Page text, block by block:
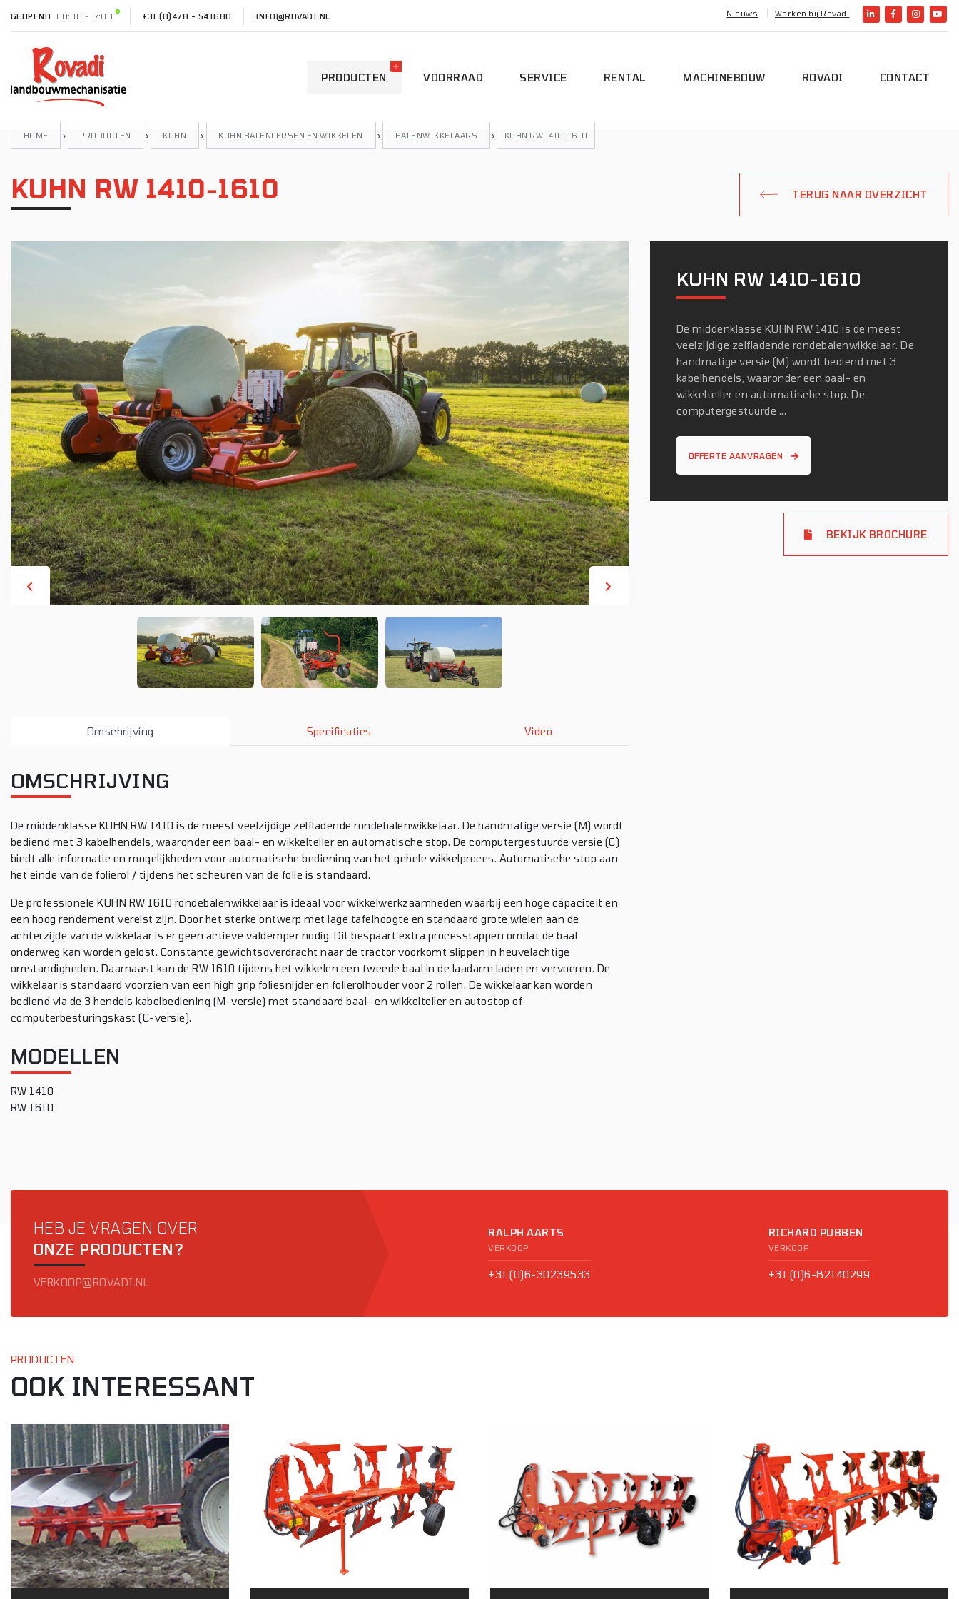
GEOPEND 08:00 - 17:00 +31 (0)478 - 541680 INFO@ROVADI.NL Nieuws Werken bij Rovadi
PRODUCTEN VOORRAAD SERVICE RENTAL MACHINEBOUW ROVADI CONTACT
HOME › PRODUCTEN › KUHN › KUHN BALENPERSEN EN WIKKELEN › BALENWIKKELAARS › KUHN RW 1410-1610
KUHN RW 1410-1610 TERUG NAAR OVERZICHT
Omschrijving Specificaties Video
OMSCHRIJVING
De middenklasse KUHN RW 1410 is de meest veelzijdige zelfladende rondebalenwikkelaar. De handmatige versie (M) wordt
bediend met 3 kabelhendels, waaronder een baal- en wikkelteller en automatische stop. De computergestuurde versie (C)
biedt alle informatie en mogelijkheden voor automatische bediening van het gehele wikkelproces. Automatische stop aan
het einde van de folierol / tijdens het scheuren van de folie is standaard.
De professionele KUHN RW 1610 rondebalenwikkelaar is ideaal voor wikkelwerkzaamheden waarbij een hoge capaciteit en
een hoog rendement vereist zijn. Door het sterke ontwerp met lage tafelhoogte en standaard grote wielen aan de
achterzijde van de wikkelaar is er geen actieve valdemper nodig. Dit bespaart extra processtappen omdat de baal
onderweg kan worden gelost. Constante gewichtsoverdracht naar de tractor voorkomt slippen in heuvelachtige
omstandigheden. Daarnaast kan de RW 1610 tijdens het wikkelen een tweede baal in de laadarm laden en vervoeren. De
wikkelaar is standaard voorzien van een high grip foliesnijder en folierolhouder voor 2 rollen. De wikkelaar kan worden
bediend via de 3 hendels kabelbediening (M-versie) met standaard baal- en wikkelteller en autostop of
computerbesturingskast (C-versie).
MODELLEN
RW 1410
RW 1610
KUHN RW 1410-1610
De middenklasse KUHN RW 1410 is de meest
veelzijdige zelfladende rondebalenwikkelaar. De
handmatige versie (M) wordt bediend met 3
kabelhendels, waaronder een baal- en
wikkelteller en automatische stop. De
computergestuurde ...
OFFERTE AANVRAGEN
BEKIJK BROCHURE
HEB JE VRAGEN OVER
ONZE PRODUCTEN?
VERKOOP@ROVADI.NL
RALPH AARTS
VERKOOP
+31 (0)6-30239533
RICHARD PUBBEN
VERKOOP
+31 (0)6-82140299
PRODUCTEN
OOK INTERESSANT